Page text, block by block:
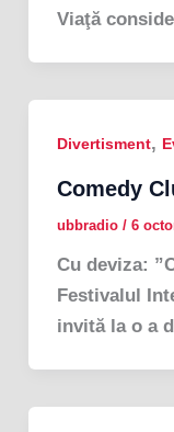
Viaţă
Divertisment,
Comedy
ubbradio / 6
Cu deviza:
Festivalul
invită la o a